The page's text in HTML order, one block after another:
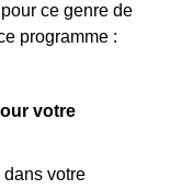
ce genre de
programme :
votre
votre